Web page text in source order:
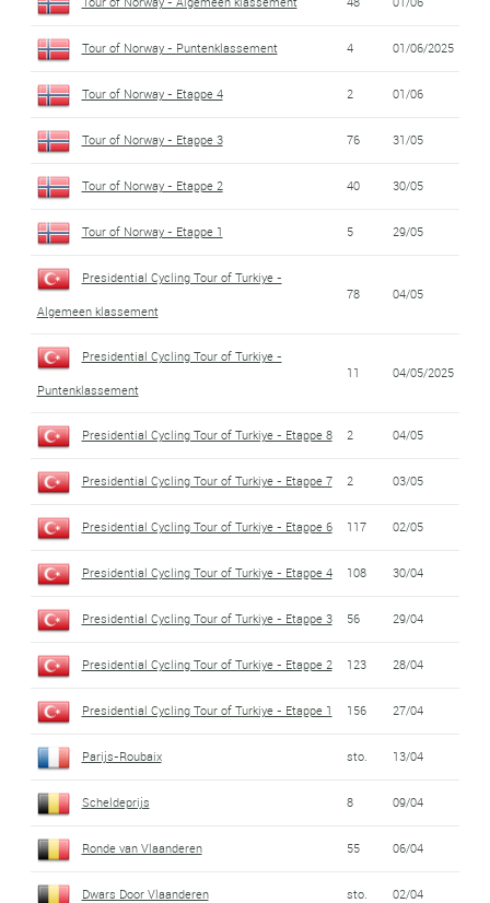
Tour of Norway - Puntenklassement 4 01/06/2025
Tour of Norway - Etappe 4 2 01/06
Tour of Norway - Etappe 3 76 31/05
Tour of Norway - Etappe 2 40 30/05
Tour of Norway - Etappe 1 5 29/05
Presidential Cycling Tour of Turkiye -
Algemeen klassement
78 04/05
Presidential Cycling Tour of Turkiye -
Puntenklassement
11 04/05/2025
Presidential Cycling Tour of Turkiye - Etappe 8 2 04/05
Presidential Cycling Tour of Turkiye - Etappe 7 2 03/05
Presidential Cycling Tour of Turkiye - Etappe 6 117 02/05
Presidential Cycling Tour of Turkiye - Etappe 4 108 30/04
Presidential Cycling Tour of Turkiye - Etappe 3 56 29/04
Presidential Cycling Tour of Turkiye - Etappe 2 123 28/04
Presidential Cycling Tour of Turkiye - Etappe 1 156 27/04
Parijs-Roubaix sto. 13/04
Scheldeprijs 8 09/04
Ronde van Vlaanderen 55 06/04
Dwars Door Vlaanderen sto. 02/04